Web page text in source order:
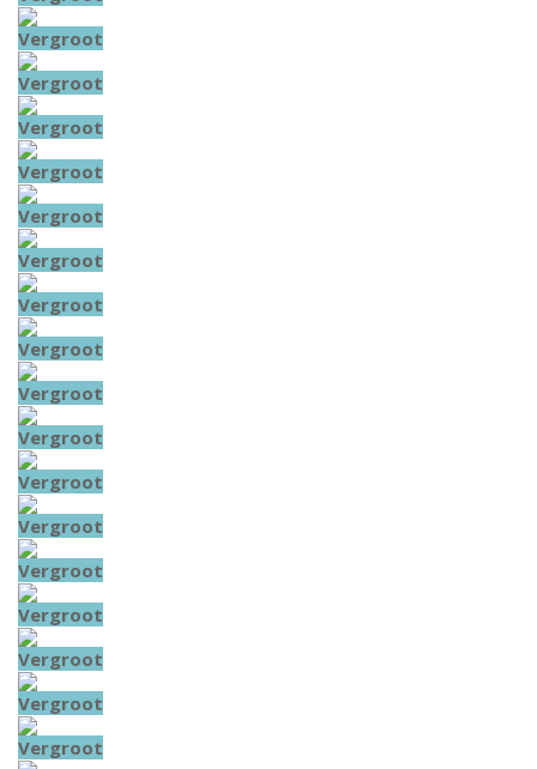
Vergroot
Vergroot
Vergroot
Vergroot
Vergroot
Vergroot
Vergroot
Vergroot
Vergroot
Vergroot
Vergroot
Vergroot
Vergroot
Vergroot
Vergroot
Vergroot
Vergroot